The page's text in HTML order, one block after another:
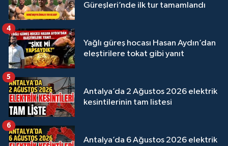
Güreşleri’nde ilk tur tamamlandı
Yağlı güreş hocası Hasan Aydın’dan
eleştirilere tokat gibi yanıt
4
Antalya’da 2 Ağustos 2026 elektrik
kesintilerinin tam listesi
5
Antalya’da 6 Ağustos 2026 elektrik
6